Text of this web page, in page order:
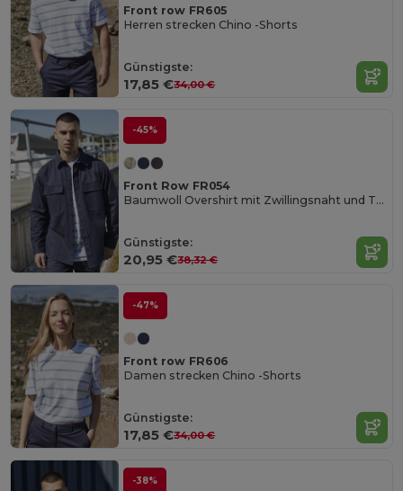
Front row FR605
Herren strecken Chino -Shorts
Günstigste:
17,85 €34,00 €
-45%
Front Row FR054
Baumwoll Overshirt mit Zwillingsnaht und Taschen
Günstigste:
20,95 €38,32 €
-47%
Front row FR606
Damen strecken Chino -Shorts
Günstigste:
17,85 €34,00 €
-38%